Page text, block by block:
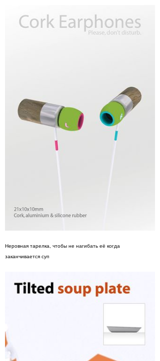
Неровная тарелка, чтобы не нагибать её когда
заканчивается суп